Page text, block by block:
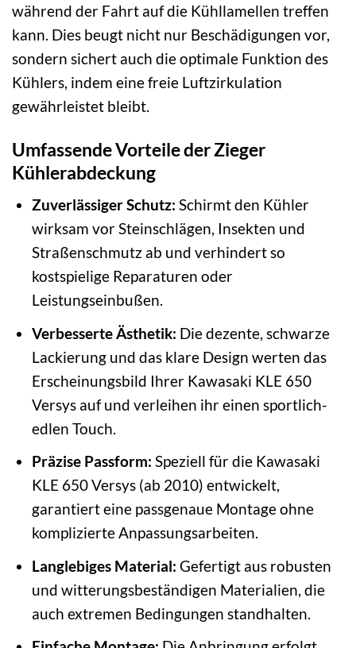
während der Fahrt auf die Kühllamellen treffen
kann. Dies beugt nicht nur Beschädigungen vor,
sondern sichert auch die optimale Funktion des
Kühlers, indem eine freie Luftzirkulation
gewährleistet bleibt.
Umfassende Vorteile der Zieger
Kühlerabdeckung
Zuverlässiger Schutz: Schirmt den Kühler
wirksam vor Steinschlägen, Insekten und
Straßenschmutz ab und verhindert so
kostspielige Reparaturen oder
Leistungseinbußen.
Verbesserte Ästhetik: Die dezente, schwarze
Lackierung und das klare Design werten das
Erscheinungsbild Ihrer Kawasaki KLE 650
Versys auf und verleihen ihr einen sportlich-
edlen Touch.
Präzise Passform: Speziell für die Kawasaki
KLE 650 Versys (ab 2010) entwickelt,
garantiert eine passgenaue Montage ohne
komplizierte Anpassungsarbeiten.
Langlebiges Material: Gefertigt aus robusten
und witterungsbeständigen Materialien, die
auch extremen Bedingungen standhalten.